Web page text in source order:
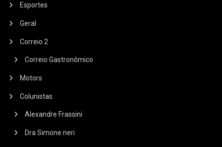
Esportes
Geral
Correio 2
Correio Gastronômico
Motors
Colunistas
Alexandre Frassini
Dra Simone neri